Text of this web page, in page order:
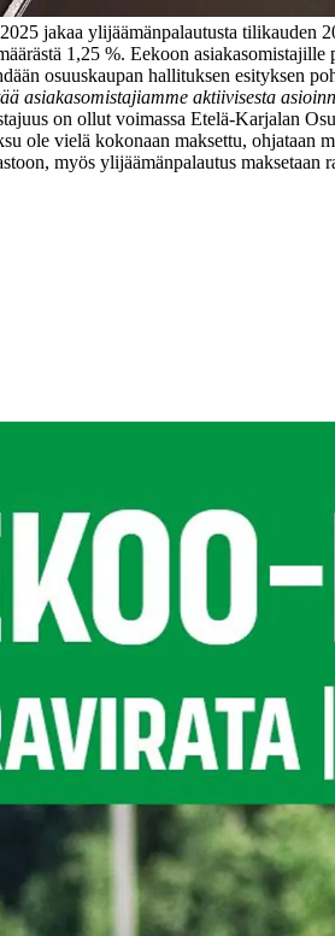
jakaa ylijäämänpalautusta
1,25 %. Eekoon
osuuskaupan hallituksen esityksen
asiakasomistajiamme aktiivisesta
on ollut voimassa Etelä-Karjalan
ole vielä kokonaan maksettu, ohjataan
myös ylijäämänpalautus maksetaan